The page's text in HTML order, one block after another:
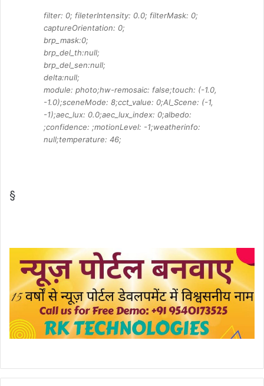
filter: 0; fileterIntensity: 0.0; filterMask: 0;
captureOrientation: 0;
brp_mask:0;
brp_del_th:null;
brp_del_sen:null;
delta:null;
module: photo;hw-remosaic: false;touch: (-1.0,
-1.0);sceneMode: 8;cct_value: 0;AI_Scene: (-1,
-1);aec_lux: 0.0;aec_lux_index: 0;albedo:
;confidence: ;motionLevel: -1;weatherinfo:
null;temperature: 46;
§